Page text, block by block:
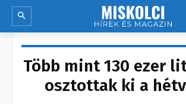
Több mint 130 ezer
osztottak ki a